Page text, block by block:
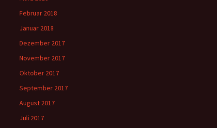
Februar 2018
Januar 2018
Dezember 2017
November 2017
Oktober 2017
September 2017
August 2017
Juli 2017